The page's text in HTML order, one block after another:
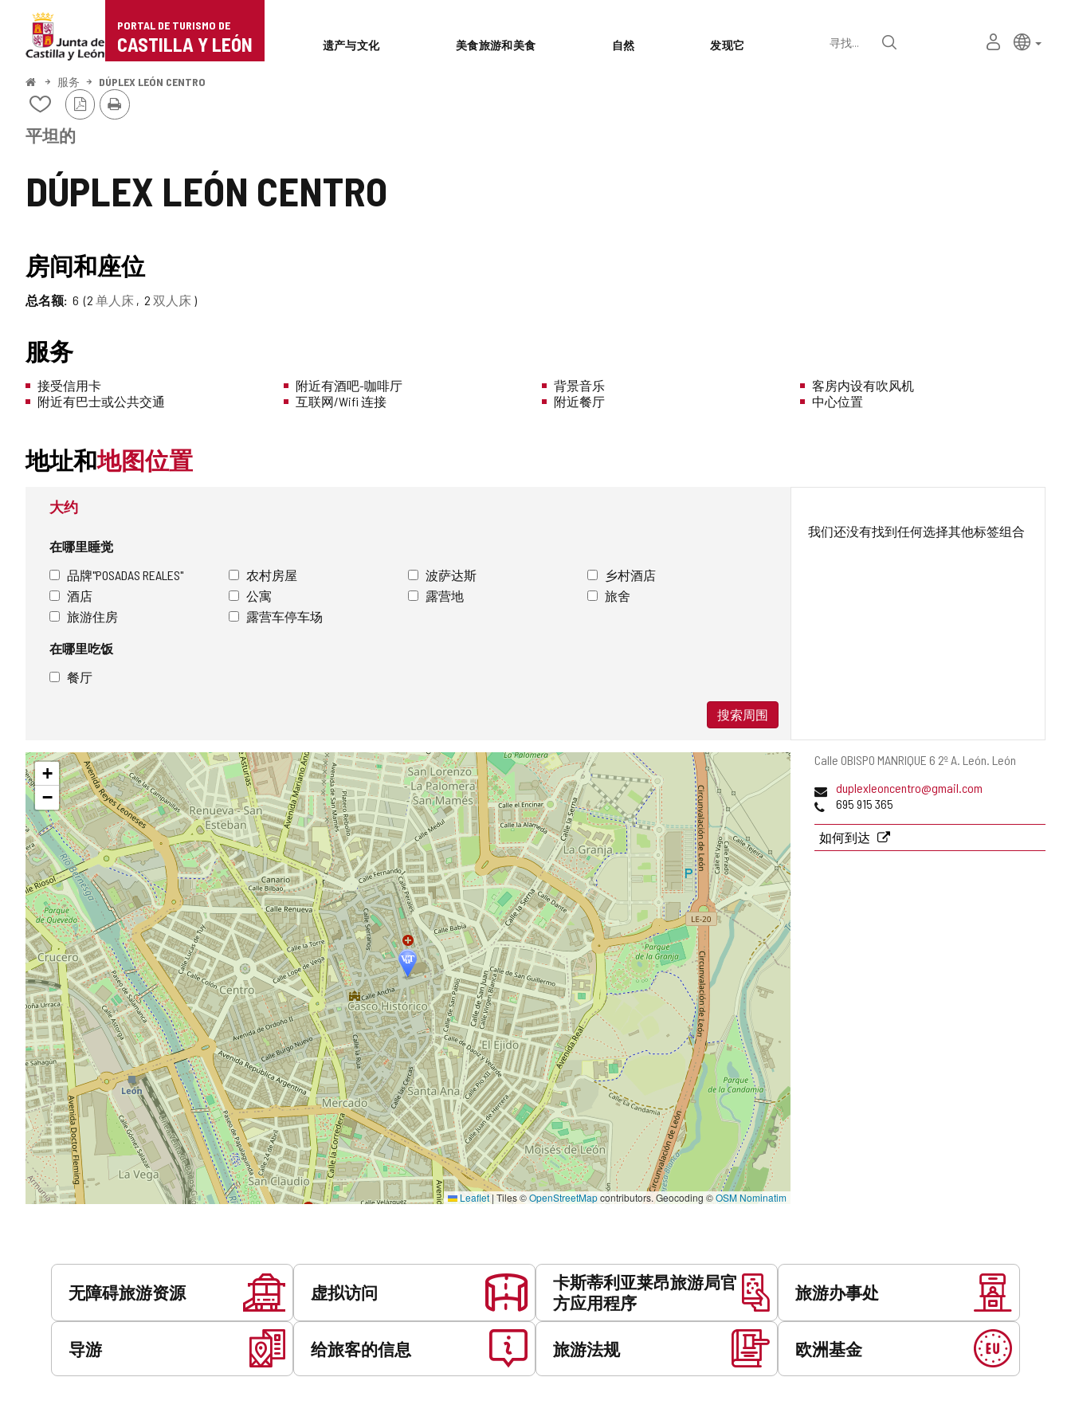
Portal
de
Turismo
Castilla
León
PORTAL DE TURISMO DE
CASTILLA Y LEÓN 遗产与文化 美食旅游和美食 自然 发现它 寻找
语
言
主动语
中文
开
始
服务 DÚPLEX LEÓN CENTRO
DÚPLEX LEÓN CENTRO
从
的
笔
本
中
除
PDF
版
打
印
TIPO
平坦的
房间和座位
总名额 6 2 单人床 2 双人床
服务
接受信用卡
附近有巴士或公共交通
附近有酒吧-咖啡厅
互联网/Wifi 连接
背景音乐
附近餐厅
客房内设有吹风机
中心位置
地址和地图位置
邮
地
址
Calle OBISPO MANRIQUE 6 2º A. León. León
电
子
件
地
duplexleoncentro@gmail.com
电
695 915 365
如何到达
大约
在哪里睡觉
品牌"POSADAS REALES"
农村房屋 波萨达斯
乡村酒店
酒店
公寓 露营地
旅舍
旅游住房
露营车停车场
在哪里吃饭
餐厅
搜索周围
我们还没有找到任何选择其他标签组合
跳
过
地
图
+
−
Leaflet |Tiles ©OpenStreetMapcontributors. Geocoding ©OSM Nominatim
无障碍旅游资源 虚拟访问
卡斯蒂利亚莱昂旅游局官
方应用程序
旅游办事处
导游 给旅客的信息 旅游法规 欧洲基金